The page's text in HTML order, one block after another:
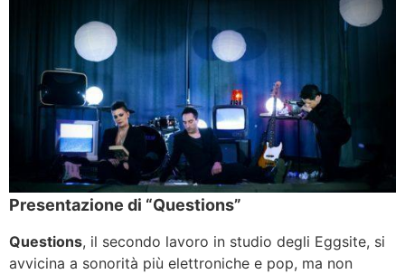
Presentazione di “Questions”
Questions, il secondo lavoro in studio degli Eggsite, si
avvicina a sonorità più elettroniche e pop, ma non